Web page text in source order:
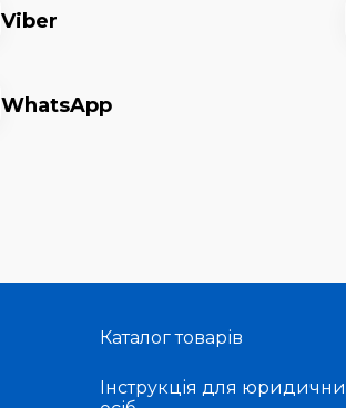
Viber
WhatsApp
Каталог товарів
Інструкція для